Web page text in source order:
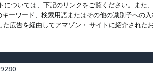
ついては、下記のリンクをご覧ください。また
ーワード、検索用語またはその他の識別子への
広告を経由してアマゾン・ サイトに紹介された